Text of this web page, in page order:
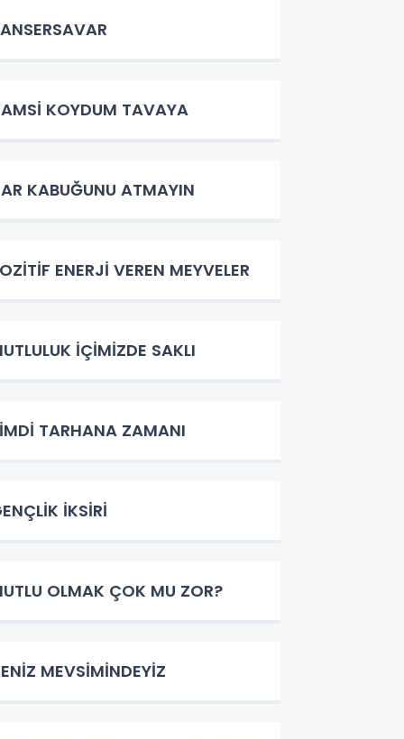
KOYDUM TAVAYA
KABUĞUNU ATMAYIN
ENERJİ VEREN MEYVELER
İÇİMİZDE SAKLI
TARHANA ZAMANI
İKSİRİ
OLMAK ÇOK MU ZOR?
MEVSİMİNDEYİZ